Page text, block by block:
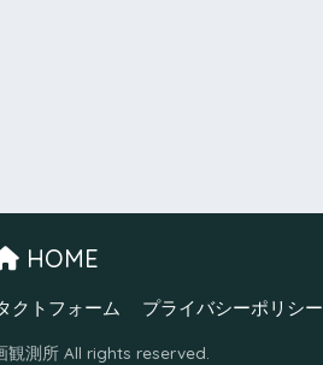
HOME
クトフォーム プライバシーポリシー
観測所 All rights reserved.